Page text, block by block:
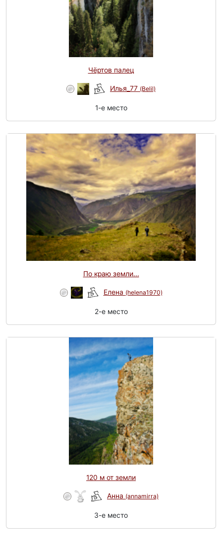
Чёртов палец
Илья_77 (Belil)
1-e место
По краю земли...
Елена (helena1970)
2-e место
120 м от земли
Анна (annamirra)
3-e место